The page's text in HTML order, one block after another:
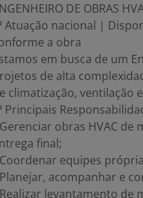
DE OBRAS
Atuação nacional |
a obra
em busca de um
de alta
climatização, ventilação
Principais
Gerenciar obras HVAC
final;
Coordenar equipes
Planejar, acompanhar e
Realizar levantamento de